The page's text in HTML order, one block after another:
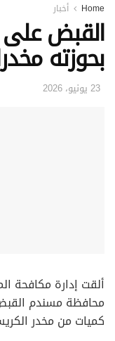
Home أخبار
القبض
بحوزته
23 يونيو، 2026
‏ألقت إدارة مكافحة
محافظة مسندم
كميات من مخدر